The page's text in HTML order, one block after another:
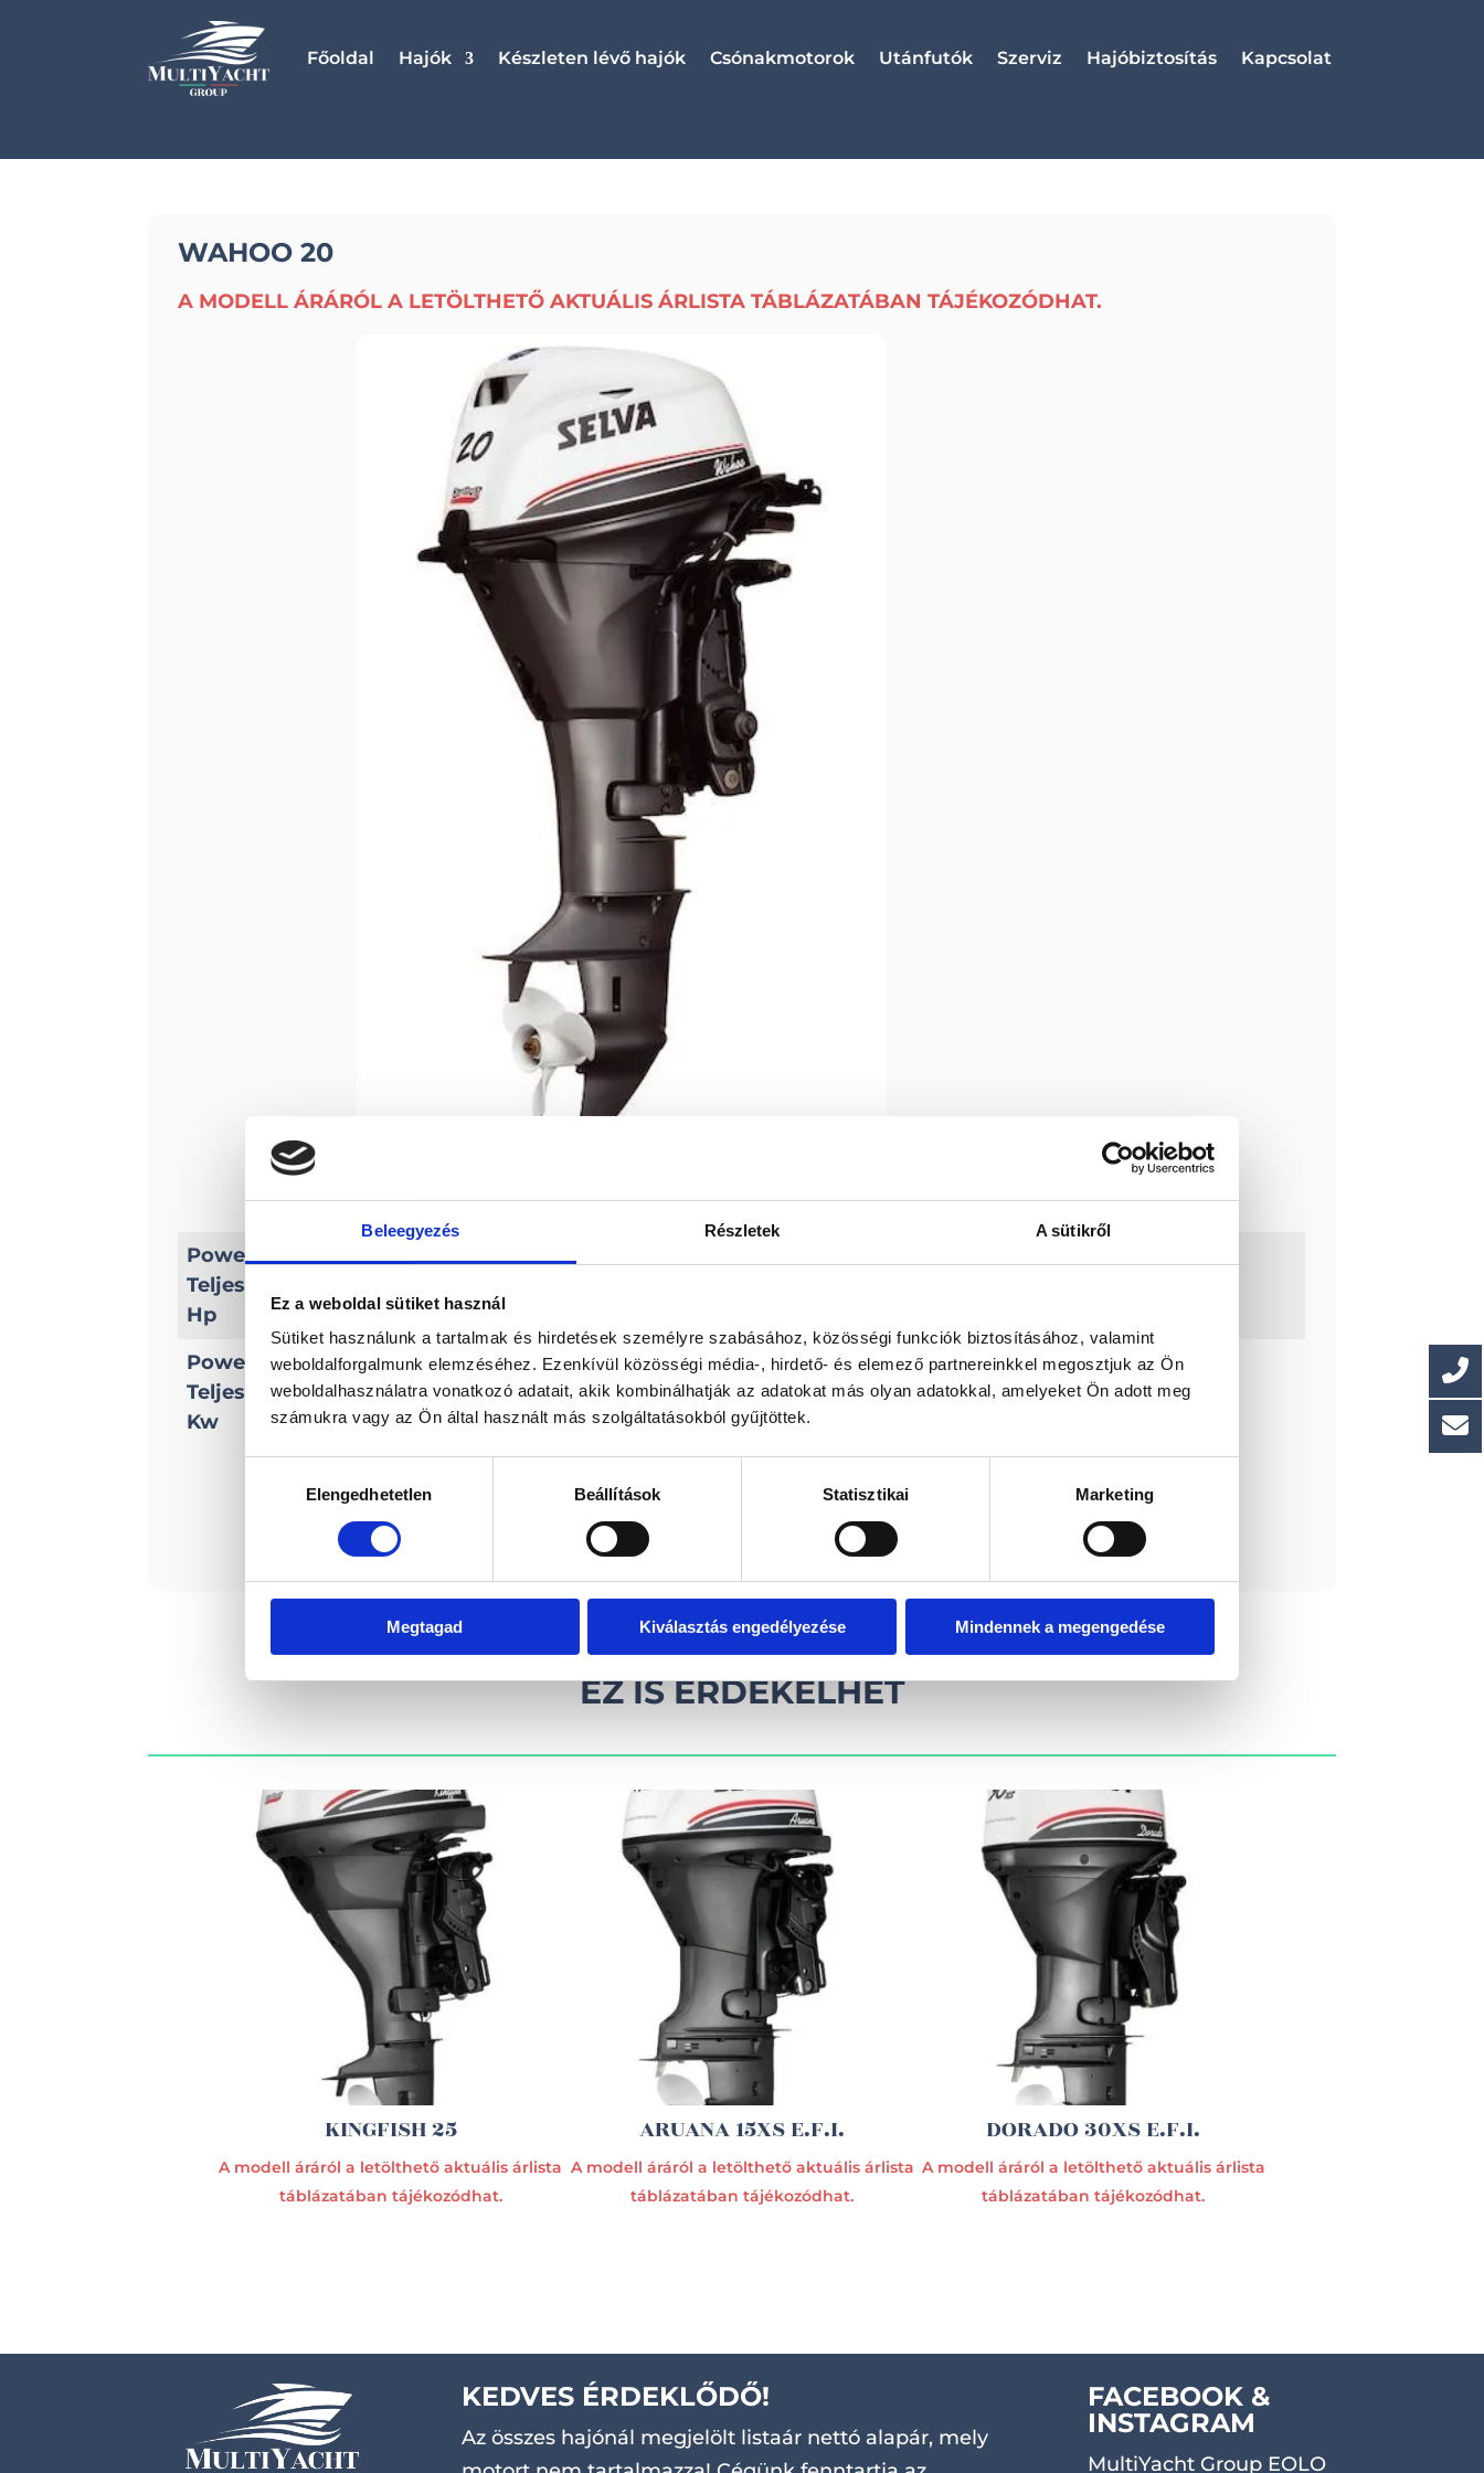
Beleegyezés Részletek A sütikről
Ez a weboldal sütiket használ
Sütiket használunk a tartalmak és hirdetések személyre szabásához, közösségi funkciók biztosításához, valamint
weboldalforgalmunk elemzéséhez. Ezenkívül közösségi média-, hirdető- és elemező partnereinkkel megosztjuk az Ön
weboldalhasználatra vonatkozó adatait, akik kombinálhatják az adatokat más olyan adatokkal, amelyeket Ön adott meg
számukra vagy az Ön által használt más szolgáltatásokból gyűjtöttek.
kiválasztásaElengedhetetlen Beállítások Statisztikai Marketing
Megtagad Kiválasztás engedélyezése Mindennek a megengedése
Főoldal Hajók Készleten lévő hajók Csónakmotorok Utánfutók Szerviz Hajóbiztosítás Kapcsolat
WAHOO 20
A MODELL ÁRÁRÓL A LETÖLTHETŐ AKTUÁLIS ÁRLISTA TÁBLÁZATÁBAN TÁJÉKOZÓDHAT.
Power/
Teljesítmény
Hp
Power/
Teljesítmény
Kw
14, 7
Swept volume c.c. 362
EZ IS ÉRDEKELHET
KINGFISH 25
A modell áráról a letölthető aktuális árlista
táblázatában tájékozódhat.
ARUANA 15XS E.F.I.
A modell áráról a letölthető aktuális árlista
táblázatában tájékozódhat.
DORADO 30XS E.F.I.
A modell áráról a letölthető aktuális árlista
táblázatában tájékozódhat.
KEDVES ÉRDEKLŐDŐ!
Az összes hajónál megjelölt listaár nettó alapár, mely
FACEBOOK &
INSTAGRAM
MultiYacht Group EOLO